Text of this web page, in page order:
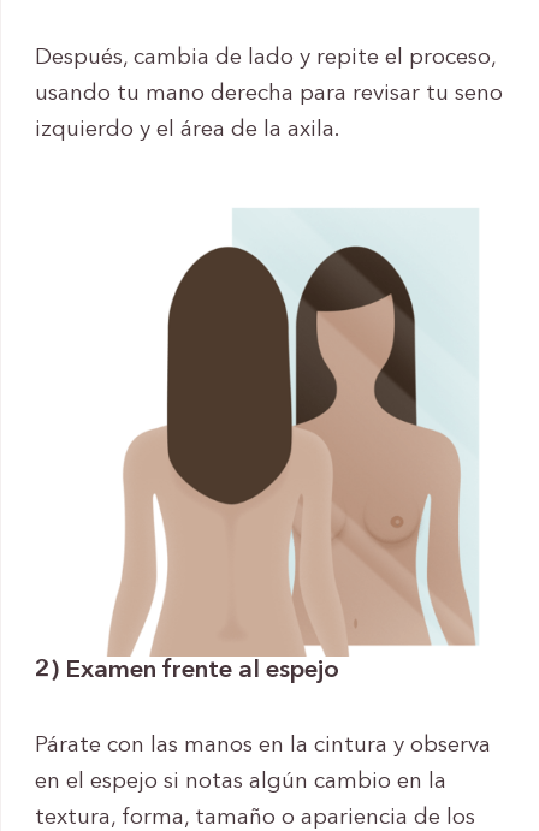
Después, cambia de lado y repite el proceso,
usando tu mano derecha para revisar tu seno
izquierdo y el área de la axila.
2) Examen frente al espejo
Párate con las manos en la cintura y observa
en el espejo si notas algún cambio en la
textura, forma, tamaño o apariencia de los